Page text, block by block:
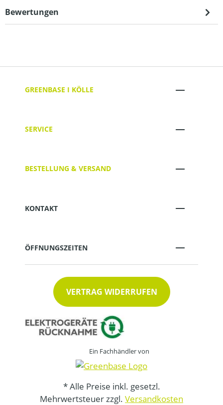
Bewertungen
GREENBASE I KÖLLE
SERVICE
BESTELLUNG & VERSAND
KONTAKT
ÖFFNUNGSZEITEN
VERTRAG WIDERRUFEN
Ein Fachhändler von
* Alle Preise inkl. gesetzl.
Mehrwertsteuer zzgl. Versandkosten